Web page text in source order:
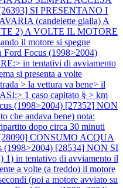
SI PRESENTANO I
(candelette gialla) A
2) A VOLTE IL MOTORE
il motore si spegne
Ford Focus (1998>2004)
in tentativi di avviamento
si presenta a volte
> la vettura va bene> il
1 caso capitato § > km
(1998>2004) [27352] NON
che andava bene) nota:
dopo circa 30 minuti
CONSUMO ACQUA
(1998>2004) [28534] NON SI
in tentativo di avviamento il
a volte (a freddo) il motore
(poi a motore avviato su